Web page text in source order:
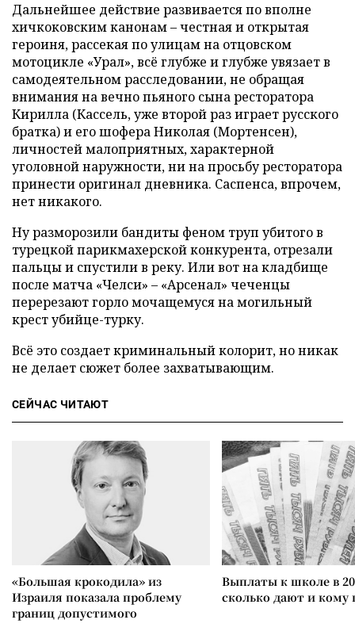
Дальнейшее действие развивается по вполне
хичкоковским канонам – честная и открытая
героиня, рассекая по улицам на отцовском
мотоцикле «Урал», всё глубже и глубже увязает в
самодеятельном расследовании, не обращая
внимания на вечно пьяного сына ресторатора
Кирилла (Кассель, уже второй раз играет русского
братка) и его шофера Николая (Мортенсен),
личностей малоприятных, характерной
уголовной наружности, ни на просьбу ресторатора
принести оригинал дневника. Саспенса, впрочем,
нет никакого.
Ну разморозили бандиты феном труп убитого в
турецкой парикмахерской конкурента, отрезали
пальцы и спустили в реку. Или вот на кладбище
после матча «Челси» – «Арсенал» чеченцы
перерезают горло мочащемуся на могильный
крест убийце-турку.
Всё это создает криминальный колорит, но никак
не делает сюжет более захватывающим.
СЕЙЧАС ЧИТАЮТ
«Большая крокодила» из
Израиля показала проблему
границ допустимого
Выплаты к школе в
сколько дают и